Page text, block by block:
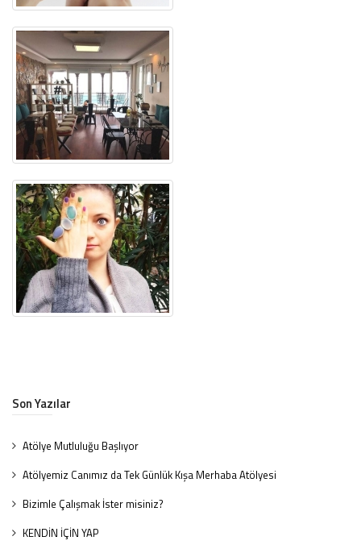
Son Yazılar
Atölye Mutluluğu Başlıyor
Atölyemiz Canımız da Tek Günlük Kışa Merhaba Atölyesi
Bizimle Çalışmak İster misiniz?
KENDİN İÇİN YAP